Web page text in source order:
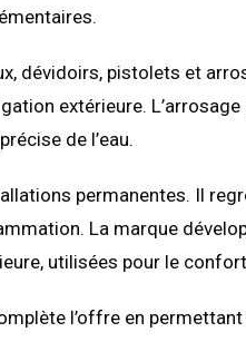
dévidoirs, pistolets et
extérieure.
de l’eau.
permanentes. Il
La marque
utilisées pour le
l’offre en